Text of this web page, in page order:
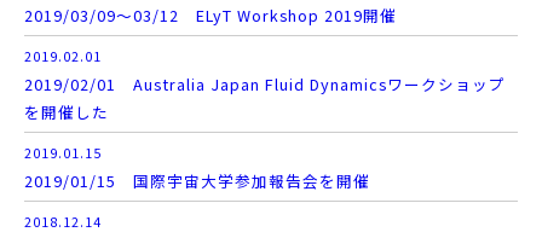
2019/03/09～03/12 ELyT Workshop 2019開催
2019.02.01
2019/02/01 Australia Japan Fluid Dynamicsワークショップ
を開催した
2019.01.15
2019/01/15 国際宇宙大学参加報告会を開催
2018.12.14